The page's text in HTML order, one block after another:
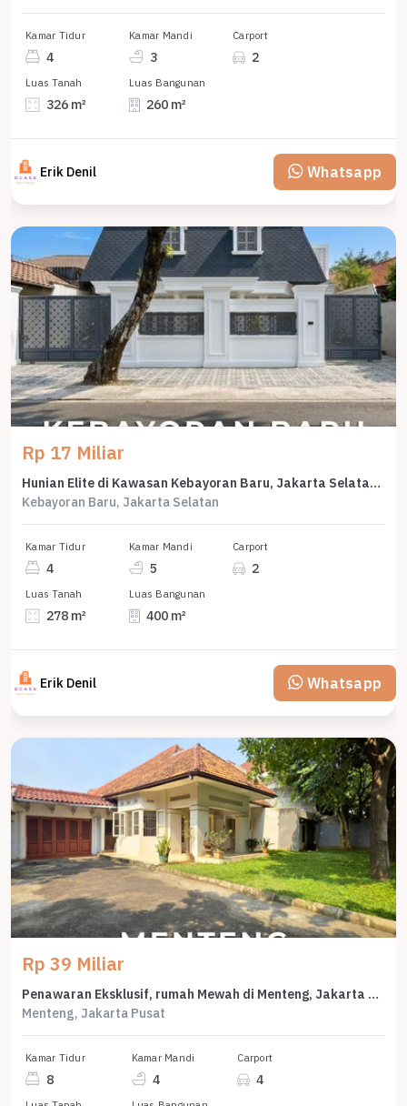
Kamar Tidur
4
Kamar Mandi
3
Carport
2
Luas Tanah
326 m²
Luas Bangunan
260 m²
Erik Denil Whatsapp
Rp 17 Miliar
Hunian Elite di Kawasan Kebayoran Baru, Jakarta Selatan, LB 400m², Harga 17 Miliar
Kebayoran Baru, Jakarta Selatan
Kamar Tidur
4
Kamar Mandi
5
Carport
2
Luas Tanah
278 m²
Luas Bangunan
400 m²
Erik Denil Whatsapp
Rp 39 Miliar
Penawaran Eksklusif, rumah Mewah di Menteng, Jakarta Pusat, LB 766m²
Menteng, Jakarta Pusat
Kamar Tidur
8
Kamar Mandi
4
Carport
4